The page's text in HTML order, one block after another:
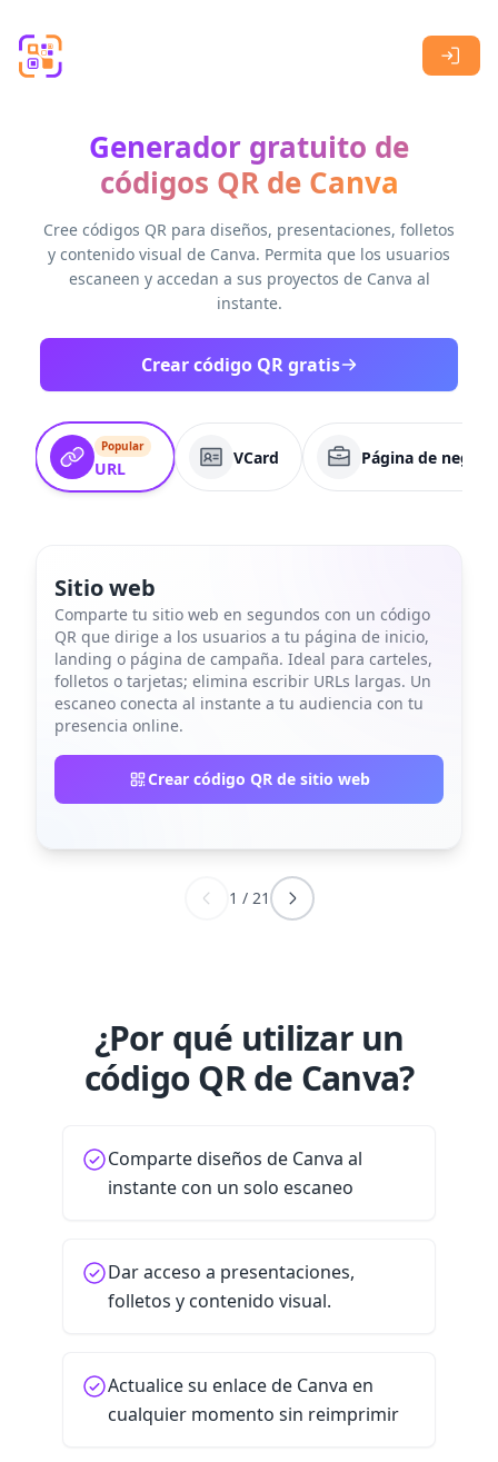
Generador gratuito de
códigos QR de Canva
Cree códigos QR para diseños, presentaciones, folletos
y contenido visual de Canva. Permita que los usuarios
escaneen y accedan a sus proyectos de Canva al
instante.
Crear código QR gratis
Popular
URL
VCard Página de
Sitio web
Comparte tu sitio web en segundos con un código
QR que dirige a los usuarios a tu página de inicio,
landing o página de campaña. Ideal para carteles,
folletos o tarjetas; elimina escribir URLs largas. Un
escaneo conecta al instante a tu audiencia con tu
presencia online.
Crear código QR de sitio web
1 / 21
¿Por qué utilizar un
código QR de Canva?
Comparte diseños de Canva al
instante con un solo escaneo
Dar acceso a presentaciones,
folletos y contenido visual.
Actualice su enlace de Canva en
cualquier momento sin reimprimir